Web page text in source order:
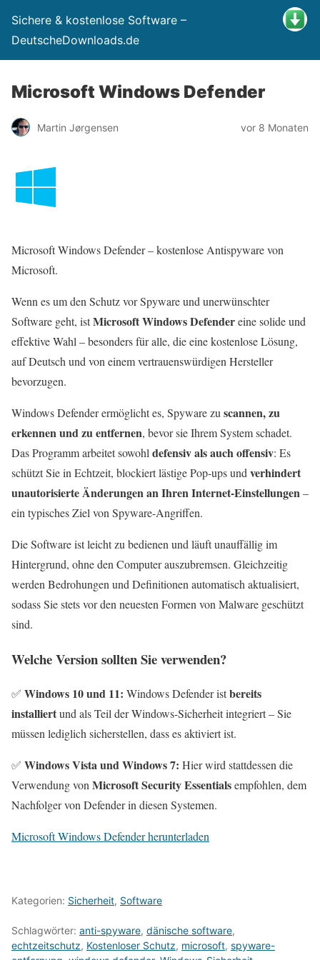
Sichere & kostenlose Software –
DeutscheDownloads.de
Microsoft Windows Defender
Martin Jørgensen vor 8 Monaten
Microsoft Windows Defender – kostenlose Antispyware von
Microsoft.
Wenn es um den Schutz vor Spyware und unerwünschter
Software geht, istMicrosoft Windows Defendereine solide und
effektive Wahl – besonders für alle, die eine kostenlose Lösung,
auf Deutsch und von einem vertrauenswürdigen Hersteller
bevorzugen.
Windows Defender ermöglicht es, Spyware zu scannen, zu
erkennen und zu entfernen, bevor sie Ihrem System schadet.
Das Programm arbeitet sowohl defensiv als auch offensiv: Es
schützt Sie in Echtzeit, blockiert lästige Pop-ups und verhindert
unautorisierte Änderungen an Ihren Internet-Einstellungen–
ein typisches Ziel von Spyware-Angriffen.
Die Software ist leicht zu bedienen und läuft unauffällig im
Hintergrund, ohne den Computer auszubremsen. Gleichzeitig
werden Bedrohungen und Definitionen automatisch aktualisiert,
sodass Sie stets vor den neuesten Formen von Malware geschützt
sind.
Welche Version sollten Sie verwenden?
✅ Windows 10 und 11: Windows Defender istbereits
installiertund als Teil der Windows-Sicherheit integriert – Sie
müssen lediglich sicherstellen, dass es aktiviert ist.
✅ Windows Vista und Windows 7: Hier wird stattdessen die
Verwendung vonMicrosoft Security Essentialsempfohlen, dem
Nachfolger von Defender in diesen Systemen.
Microsoft Windows Defender herunterladen
Kategorien: Sicherheit, Software
Schlagwörter: anti-spyware, dänische software,
echtzeitschutz, Kostenloser Schutz, microsoft, spyware-